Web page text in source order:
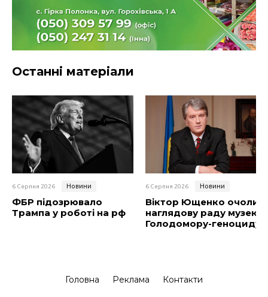
Останні матеріали
6 Серпня 2026 Новини
ФБР підозрювало
Трампа у роботі на рф
6 Серпня 2026 Новини
Віктор Ющенко очолив
наглядову раду музею
Голодомору-геноциду
Головна Реклама Контакти